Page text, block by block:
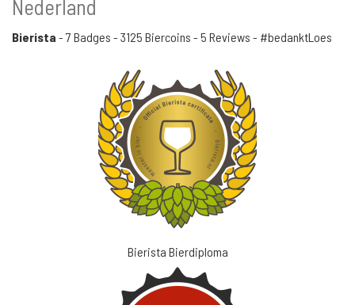
Nederland
Bierista - 7 Badges - 3125 Biercoins - 5 Reviews - #bedanktLoes
Bierista Bierdiploma